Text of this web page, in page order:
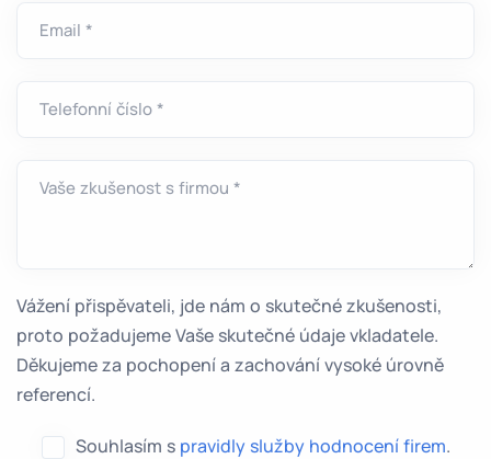
Email *
Telefonní číslo *
Vaše zkušenost s firmou *
Vážení přispěvateli, jde nám o skutečné zkušenosti,
proto požadujeme Vaše skutečné údaje vkladatele.
Děkujeme za pochopení a zachování vysoké úrovně
referencí.
Souhlasím s pravidly služby hodnocení firem.